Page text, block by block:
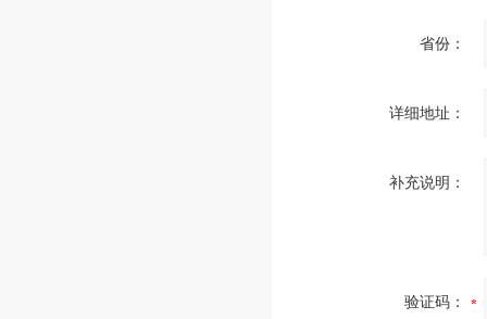
省份：
详细地址：
补充说明：
验证码：